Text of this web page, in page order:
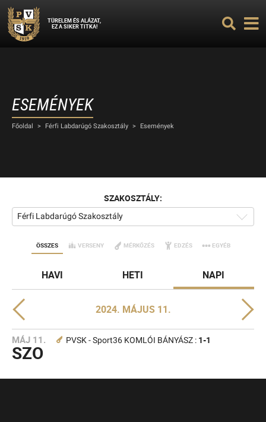
TÜRELEM ÉS ALÁZAT,
EZ A SIKER TITKA!
ESEMÉNYEK
Főoldal > Férfi Labdarúgó Szakosztály > Események
SZAKOSZTÁLY:
Férfi Labdarúgó Szakosztály
ÖSSZES VERSENY MÉRKŐZÉS EDZÉS EGYÉB
HAVI HETI NAPI
2024. MÁJUS 11.
MÁJ 11.
SZO
PVSK - Sport36 KOMLÓI BÁNYÁSZ : 1-1